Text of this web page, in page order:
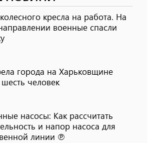
кресла на работа. На
военные спасли
города на Харьковщине
человек
насосы: Как рассчитать
и напор насоса для
линии ℗